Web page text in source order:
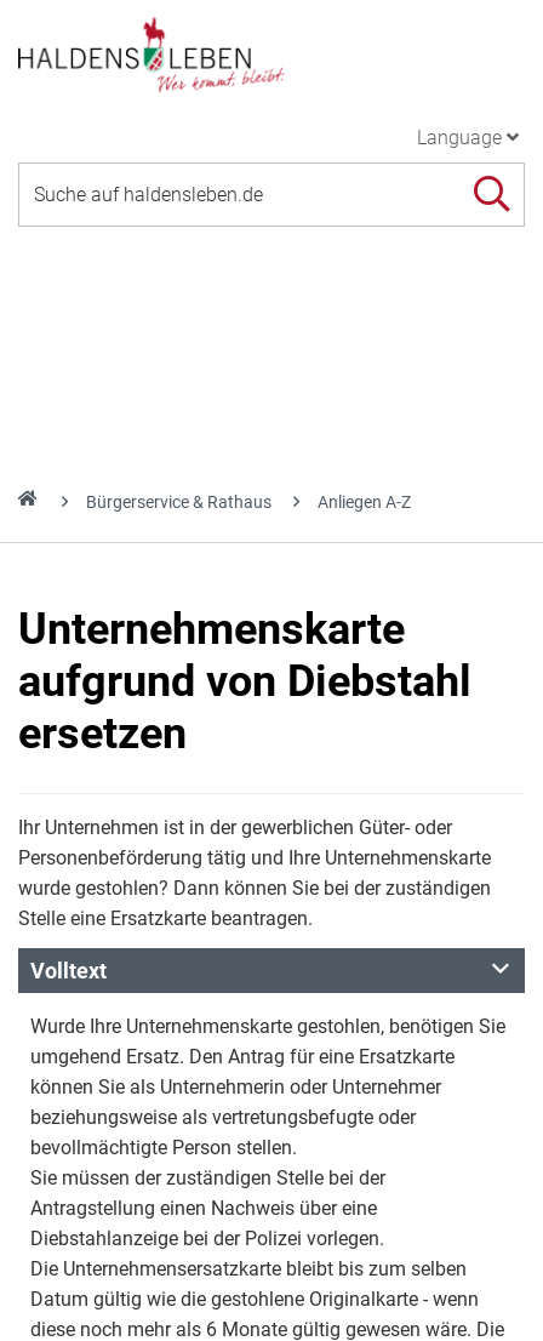
Language
Bürgerservice & Rathaus Anliegen A-Z
Unternehmenskarte
aufgrund von Diebstahl
ersetzen
Ihr Unternehmen ist in der gewerblichen Güter- oder
Personenbeförderung tätig und Ihre Unternehmenskarte
wurde gestohlen? Dann können Sie bei der zuständigen
Stelle eine Ersatzkarte beantragen.
Volltext
Wurde Ihre Unternehmenskarte gestohlen, benötigen Sie
umgehend Ersatz. Den Antrag für eine Ersatzkarte
können Sie als Unternehmerin oder Unternehmer
beziehungsweise als vertretungsbefugte oder
bevollmächtigte Person stellen.
Sie müssen der zuständigen Stelle bei der
Antragstellung einen Nachweis über eine
Diebstahlanzeige bei der Polizei vorlegen.
Die Unternehmensersatzkarte bleibt bis zum selben
Datum gültig wie die gestohlene Originalkarte - wenn
diese noch mehr als 6 Monate gültig gewesen wäre. Die